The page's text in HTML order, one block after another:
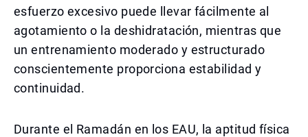
esfuerzo excesivo puede llevar fácilmente al
agotamiento o la deshidratación, mientras que
un entrenamiento moderado y estructurado
conscientemente proporciona estabilidad y
continuidad.
Durante el Ramadán en los EAU, la aptitud física